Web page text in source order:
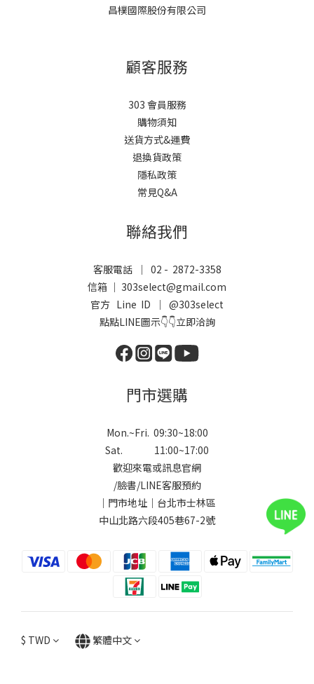
昌樸國際股份有限公司
顧客服務
303 會員服務
購物須知
送貨方式&運費
退換貨政策
隱私政策
常見Q&A
聯絡我們
客服電話 ｜ 02 - 2872-3358
信箱 ｜ 303select@gmail.com
官方 Line ID ｜ @303select
點點LINE圖示👇👇立即洽詢
門市選購
Mon.~Fri. 09:30~18:00
Sat. 11:00~17:00
歡迎來電或訊息官網
/臉書/LINE客服預約
｜門市地址｜台北市士林區
中山北路六段405巷67-2號
$ TWD 繁體中文